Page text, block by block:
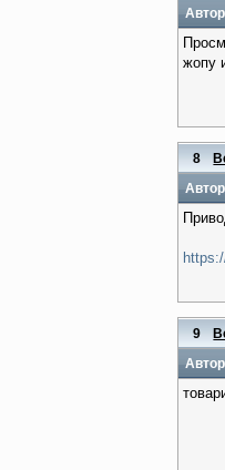
Автор
жопу
8
Автор
9
Автор